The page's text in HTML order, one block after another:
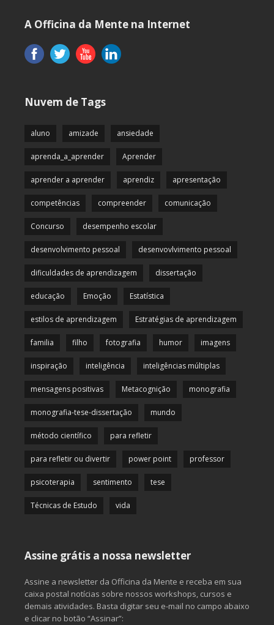
A Officina da Mente na Internet
Nuvem de Tags
aluno amizade ansiedade
aprenda_a_aprender Aprender
aprender a aprender aprendiz apresentação
competências compreender comunicação
Concurso desempenho escolar
desenvolvimento pessoal desenvovlvimento pessoal
dificuldades de aprendizagem dissertação
educação Emoção Estatística
estilos de aprendizagem Estratégias de aprendizagem
familia filho fotografia humor imagens
inspiração inteligência inteligências múltiplas
mensagens positivas Metacognição monografia
monografia-tese-dissertação mundo
método científico para refletir
para refletir ou divertir power point professor
psicoterapia sentimento tese
Técnicas de Estudo vida
Assine grátis a nossa newsletter
Assine a newsletter da Officina da Mente e receba em sua
caixa postal notícias sobre nossos workshops, cursos e
demais atividades. Basta digitar seu e-mail no campo abaixo
e clicar no botão “Assinar”: